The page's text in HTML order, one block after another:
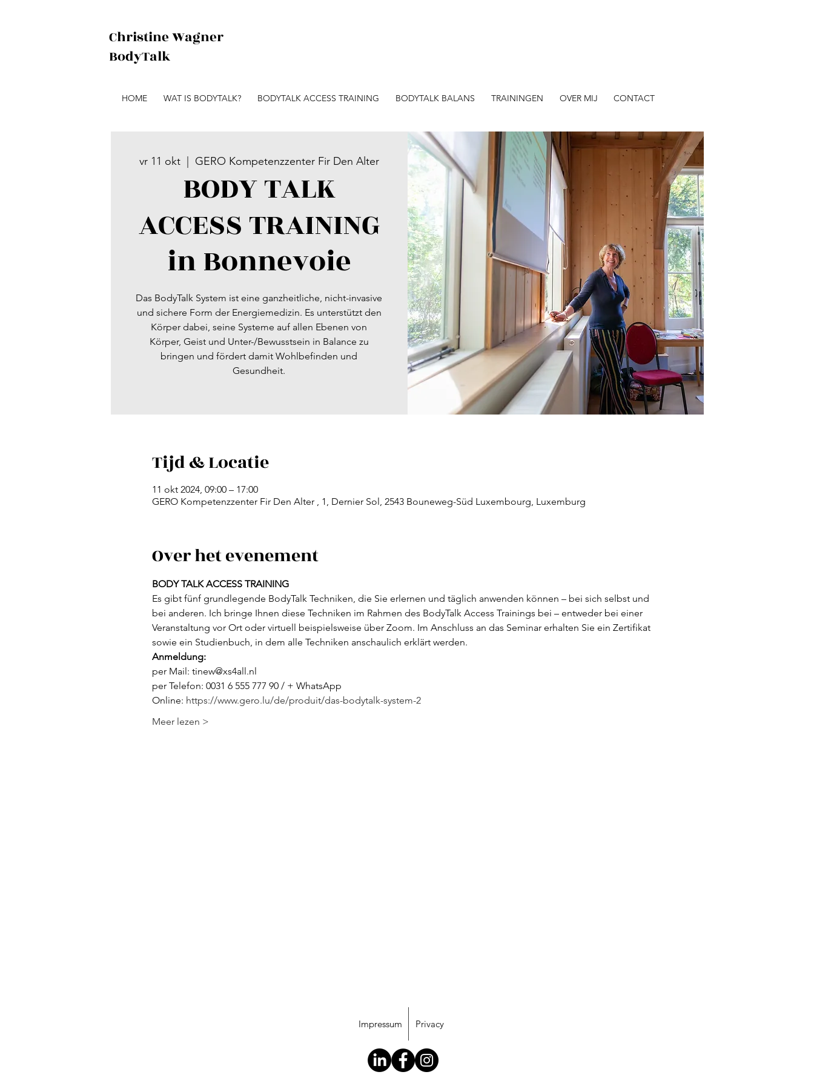
vr 11 okt
  |
GERO Kompetenzzenter Fir Den Alter
BODY TALK
ACCESS TRAINING
in Bonnevoie
Das BodyTalk System ist eine ganzheitliche, nicht-invasive
und sichere Form der Energiemedizin. Es unterstützt den
Körper dabei, seine Systeme auf allen Ebenen von
Körper, Geist und Unter-/Bewusstsein in Balance zu
bringen und fördert damit Wohlbefinden und
Gesundheit.
Tijd & Locatie
11 okt 2024, 09:00 – 17:00
GERO Kompetenzzenter Fir Den Alter , 1, Dernier Sol, 2543 Bouneweg-Süd Luxembourg, Luxemburg
Over het evenement
BODY TALK ACCESS TRAINING
Es gibt fünf grundlegende BodyTalk Techniken, die Sie erlernen und täglich anwenden können – bei sich selbst und
bei anderen. Ich bringe Ihnen diese Techniken im Rahmen des BodyTalk Access Trainings bei – entweder bei einer
Veranstaltung vor Ort oder virtuell beispielsweise über Zoom. Im Anschluss an das Seminar erhalten Sie ein Zertifikat
sowie ein Studienbuch, in dem alle Techniken anschaulich erklärt werden.
Anmeldung:
per Mail: tinew@xs4all.nl
per Telefon: 0031 6 555 777 90 / + WhatsApp
Online: https://www.gero.lu/de/produit/das-bodytalk-system-2
Meer lezen >
Christine Wagner
BodyTalk
HOME WAT IS BODYTALK? BODYTALK ACCESS TRAINING BODYTALK BALANS TRAININGEN OVER MIJ CONTACT
Impressum Privacy